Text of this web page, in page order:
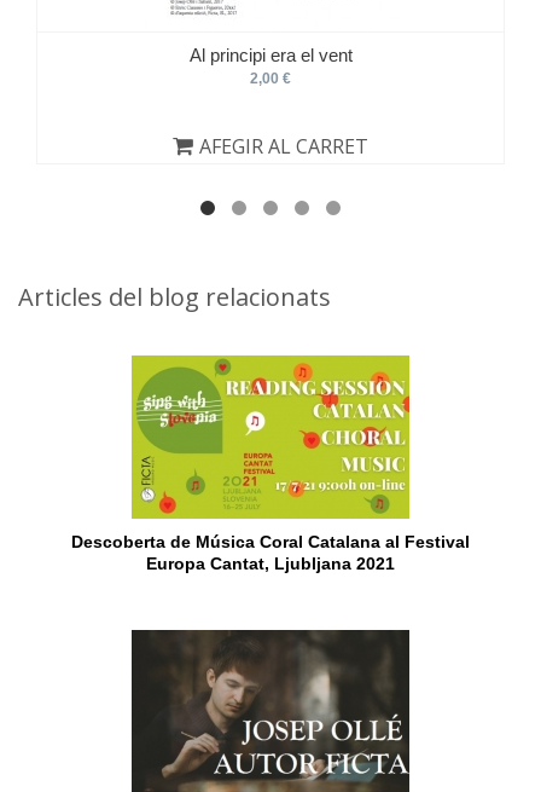
Al principi era el vent
2,00 €
AFEGIR AL CARRET
Articles del blog relacionats
Descoberta de Música Coral Catalana al Festival
Europa Cantat, Ljubljana 2021